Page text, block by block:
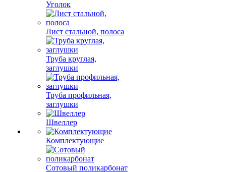
Уголок
Лист стальной, полоса
Труба круглая,
заглушки
Труба профильная,
заглушки
Швеллер
Комплектующие